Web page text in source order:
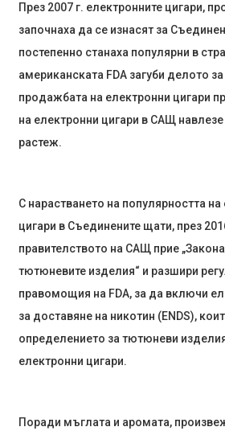
През 2007 г. електронните цигари,
започнаха да се изнасят за
постепенно станаха популярни в
американската FDA загуби делото
продажбата на електронни цигари
на електронни цигари в САЩ
растеж.
С нарастването на популярността на
цигари в Съединените щати, през
правителството на САЩ прие
тютюневите изделия“ и разшири
правомощия на FDA, за да включи
за доставяне на никотин (ENDS),
определението за тютюневи
електронни цигари.
Поради мъглата и аромата,